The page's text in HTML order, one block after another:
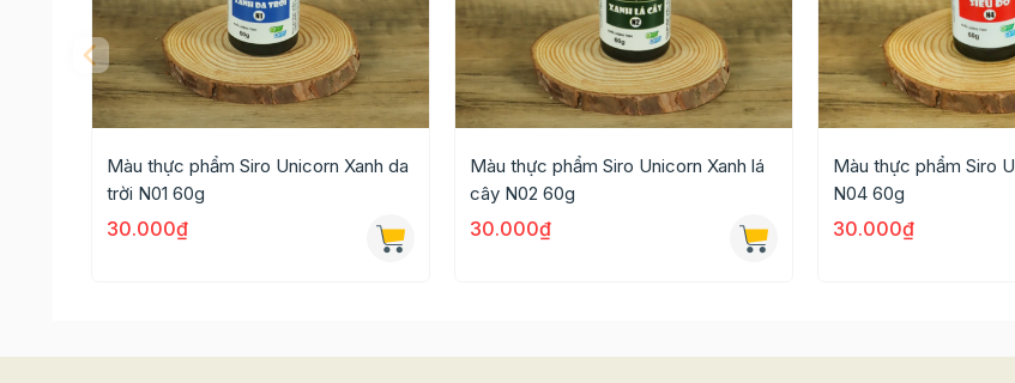
- Tạo màu bánh mì, tạo màu bánh cookie, tạo màu bạt bánh gato/bánh ngọt.
- Kem tươi whipping/topping, kem bơ
- Tạo màu cho Socola trắng đun chảy và các món ăn, đồ uống khác cần pha màu thực phẩm.
- Hoặc tạo màu làm đất sét an toàn cho trẻ em chơi.
Xem thêm các loại Màu thực phẩm khác tại đây.
Màu thực phẩm Siro Unicorn Xanh da
trời N01 60g
30.000₫
Màu thực phẩm Siro Unicorn Xanh lá
cây N02 60g
30.000₫
Màu thực phẩm Siro
N04 60g
30.000₫